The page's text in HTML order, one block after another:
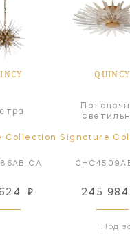
Collection
CA
₽
QUINCY
Signature
245 984
Под